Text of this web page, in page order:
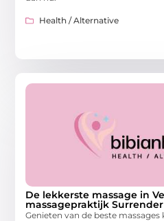
Health / Alternative
De lekkerste massage in
massagepraktijk Surrender
Genieten van de beste massages